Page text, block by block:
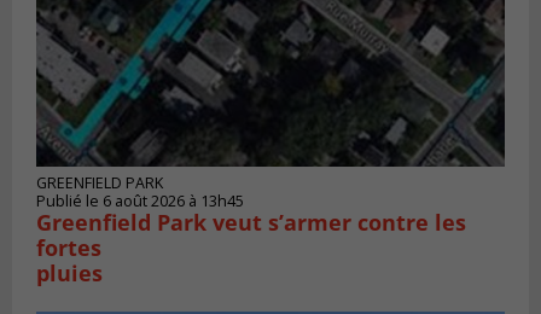
GREENFIELD PARK
Publié le 6 août 2026 à 13h45
Greenfield Park veut s’armer contre les
fortes
pluies